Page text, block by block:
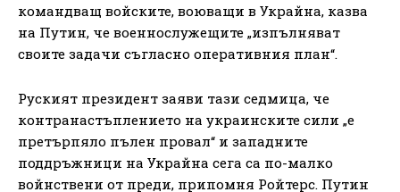
командващ войските, воюващи в Украйна, казва
на Путин, че военнослужещите „изпълняват
своите задачи съгласно оперативния план“.
Руският президент заяви тази седмица, че
контранастъплението на украинските сили „е
претърпяло пълен провал“ и западните
поддръжници на Украйна сега са по-малко
войнствени от преди, припомня Ройтерс. Путин